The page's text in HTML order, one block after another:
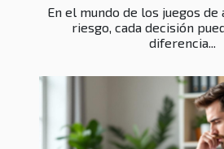
En el mundo de los juegos de
riesgo, cada decisión
diferencia...